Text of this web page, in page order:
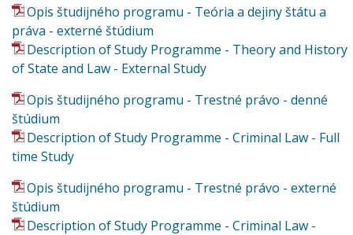
Opis študijného programu - Teória a dejiny štátu a
práva - externé štúdium
Description of Study Programme - Theory and History
of State and Law - External Study
Opis študijného programu - Trestné právo - denné
štúdium
Description of Study Programme - Criminal Law - Full
time Study
Opis študijného programu - Trestné právo - externé
štúdium
Description of Study Programme - Criminal Law -